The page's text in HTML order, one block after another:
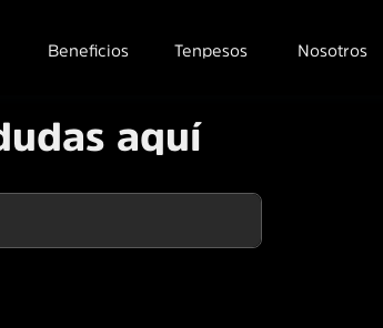
Beneficios Tenpesos Nosotros
aquí